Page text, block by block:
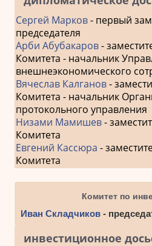
Сергей Марков- первый
председателя
Арби Абубакаров-
Комитета - начальник
внешнеэкономического
Вячеслав Калганов-
Комитета - начальник
протокольного управления
Низами Мамишев-
Комитета
Евгений Кассюра -
Комитета
Комитет по
Иван Складчиков-
инвестиционное